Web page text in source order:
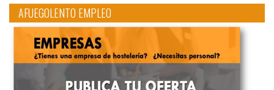
AFUEGOLENTO EMPLEO